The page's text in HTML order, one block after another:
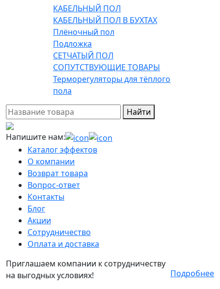
КАБЕЛЬНЫЙ ПОЛ
КАБЕЛЬНЫЙ ПОЛ В БУХТАХ
Плёночный пол
Подложка
СЕТЧАТЫЙ ПОЛ
СОПУТСТВУЮЩИЕ ТОВАРЫ
Терморегуляторы для тёплого
пола
Найти
Напишите нам:
Каталог эффектов
О компании
Возврат товара
Вопрос-ответ
Контакты
Блог
Акции
Сотрудничество
Оплата и доставка
Приглашаем компании к сотрудничеству
на выгодных условиях!
Подробнее